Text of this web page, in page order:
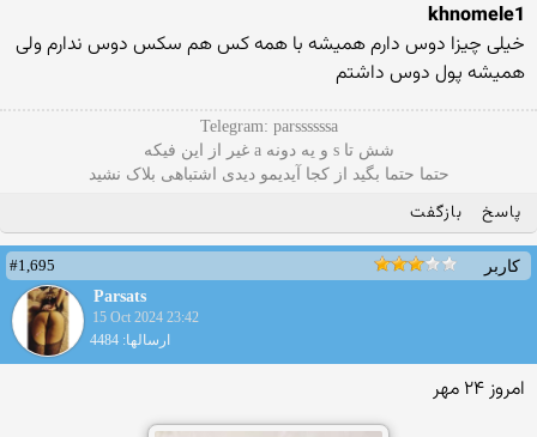
khnomele1
خیلی چیزا دوس دارم همیشه با همه کس هم سکس دوس ندارم ولی
همیشه پول دوس داشتم
Telegram: parssssssa
شش تا s و یه دونه a غیر از این فیکه
حتما حتما بگید از کجا آیدیمو دیدی اشتباهی بلاک نشید
پاسخ بازگفت
کاربر
#1,695
Parsats
15 Oct 2024 23:42
ارسالها: 4484
امروز ۲۴ مهر